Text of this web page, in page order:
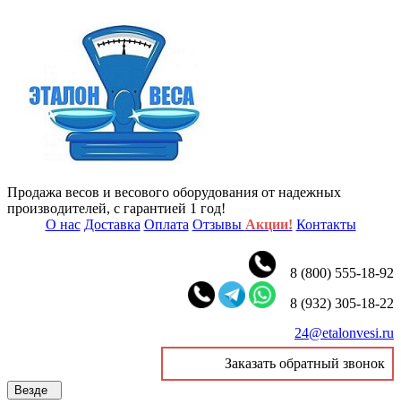
Продажа весов и весового оборудования от надежных
производителей, с гарантией 1 год!
О нас Доставка Оплата Отзывы Акции! Контакты
8 (800) 555-18-92
8 (932) 305-18-22
24@etalonvesi.ru
Заказать обратный звонок
Везде